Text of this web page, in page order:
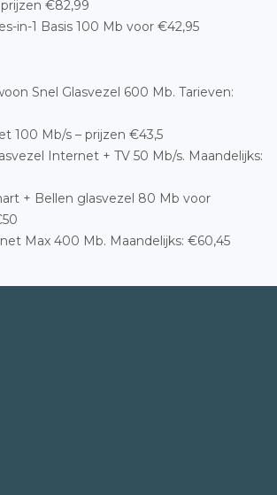
€82,99
in-1 Basis 100 Mb voor €42,95
Snel Glasvezel 600 Mb. Tarieven:
100 Mb/s – prijzen €43,5
Internet + TV 50 Mb/s. Maandelijks:
+ Bellen glasvezel 80 Mb voor
Max 400 Mb. Maandelijks: €60,45